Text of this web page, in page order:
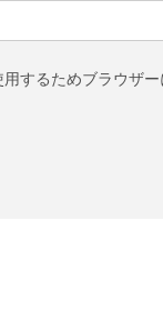
するためブラウザ